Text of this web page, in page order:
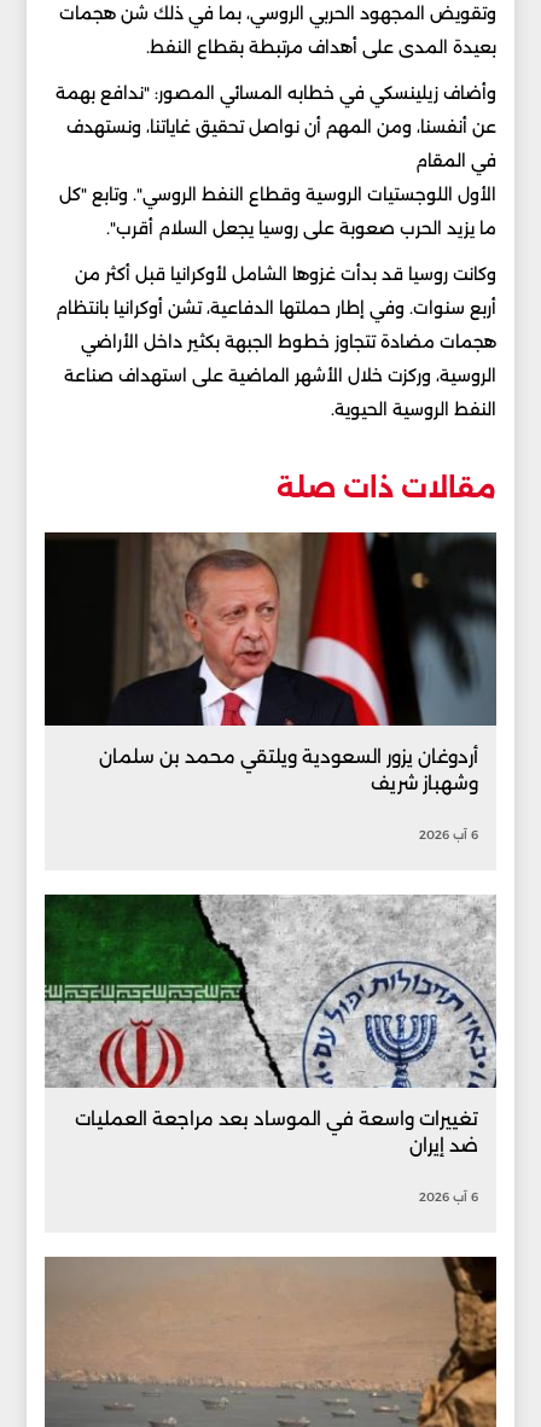
وتقويض المجهود الحربي الروسي، بما في ذلك شن هجمات
بعيدة المدى على أهداف مرتبطة بقطاع النفط.
وأضاف زيلينسكي في خطابه المسائي المصور: "ندافع بهمة
عن أنفسنا، ومن المهم أن نواصل تحقيق غاياتنا، ونستهدف
في المقام
الأول اللوجستيات الروسية وقطاع النفط الروسي". وتابع "كل
ما يزيد الحرب صعوبة على روسيا يجعل السلام أقرب".
وكانت روسيا قد بدأت غزوها الشامل لأوكرانيا قبل أكثر من
أربع سنوات. وفي إطار حملتها الدفاعية، تشن أوكرانيا بانتظام
هجمات مضادة تتجاوز خطوط الجبهة بكثير داخل الأراضي
الروسية، وركزت خلال الأشهر الماضية على استهداف صناعة
النفط الروسية الحيوية.
مقالات ذات صلة
أردوغان يزور السعودية ويلتقي محمد بن سلمان
وشهباز شريف
6 آب 2026
تغييرات واسعة في الموساد بعد مراجعة العمليات
ضد إيران
6 آب 2026